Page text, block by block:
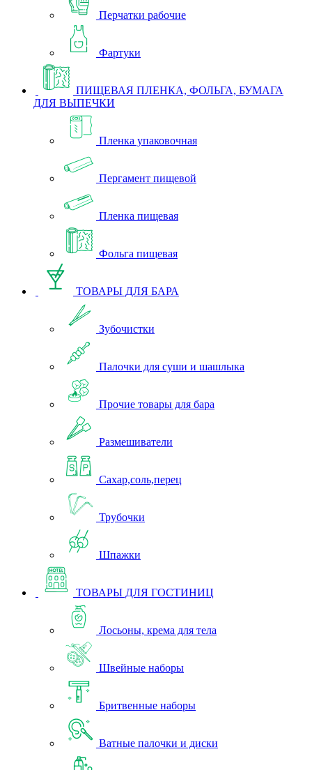
Перчатки рабочие
Фартуки
ПИЩЕВАЯ ПЛЕНКА, ФОЛЬГА, БУМАГА
ДЛЯ ВЫПЕЧКИ
Пленка упаковочная
Пергамент пищевой
Пленка пищевая
Фольга пищевая
ТОВАРЫ ДЛЯ БАРА
Зубочистки
Палочки для суши и шашлыка
Прочие товары для бара
Размешиватели
Сахар,соль,перец
Трубочки
Шпажки
ТОВАРЫ ДЛЯ ГОСТИНИЦ
Лосьоны, крема для тела
Швейные наборы
Бритвенные наборы
Ватные палочки и диски